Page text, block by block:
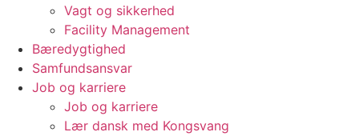
Vagt og sikkerhed
Facility Management
Bæredygtighed
Samfundsansvar
Job og karriere
Job og karriere
Lær dansk med Kongsvang